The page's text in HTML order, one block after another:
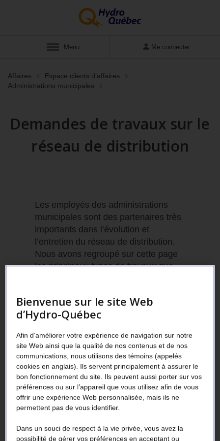
Afficher
Menu Me connecter
Affaires
Espace clients d’affaires
Administrations municipales
Demandes de travaux sur le
réseau de distribution
Les employés des administrations
municipales sont des partenaires très
importants dans l’évolution et
l’entretien du réseau de distribution.
Nous avons regroupé sur cette page
les principaux types de travaux que
demandes.
Demander un raccordement au réseau de
distribution d’électricité
Demander le prolongement du réseau de
distribution pour alimenter de nouvelles
résidences
La municipalité peut faire cette demande seulement si
elle agit à titre de promoteur ou d’entrepreneur dans le
Bienvenue sur le site Web
d’Hydro-Québec
Afin d’améliorer votre expérience de navigation sur notre
site Web ainsi que la qualité de nos contenus et de nos
communications, nous utilisons des témoins (appelés
cookies en anglais). Ils servent principalement à assurer le
bon fonctionnement du site. Ils peuvent aussi porter sur vos
préférences ou sur l’appareil que vous utilisez afin de vous
offrir une expérience Web personnalisée, mais ils ne
permettent pas de vous identifier.
Dans un souci de respect à la vie privée, vous avez la
possibilité de gérer vos préférences en acceptant ou